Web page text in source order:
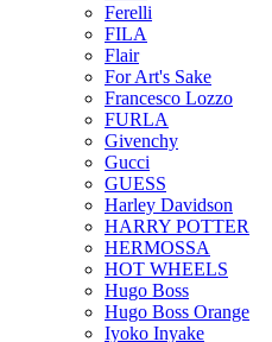
Ferelli
FILA
Flair
For Art's Sake
Francesco Lozzo
FURLA
Givenchy
Gucci
GUESS
Harley Davidson
HARRY POTTER
HERMOSSA
HOT WHEELS
Hugo Boss
Hugo Boss Orange
Iyoko Inyake